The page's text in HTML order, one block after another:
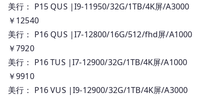
美行： P15 QUS |I9-11950/32G/1TB/4K屏/A3000
￥12540
美行： P16 QUS |I7-12800/16G/512/fhd屏/A1000
￥7920
美行： P16 TUS |I7-12900/32G/1TB/4K屏/A1000
￥9910
美行： P16 VUS |I9-12900/32G/1TB/4K屏/A3000